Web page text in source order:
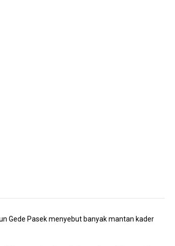
Gede Pasek menyebut banyak mantan kader